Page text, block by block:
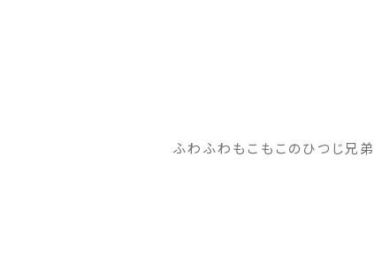
ふわふわもこもこのひつじ兄